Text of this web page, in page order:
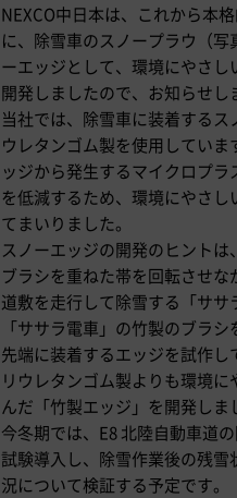
NEXCO中日本は、これから本
に、除雪車のスノープラウ（
ーエッジとして、環境にやさ
開発しましたので、お知らせし
当社では、除雪車に装着する
ウレタンゴム製を使用してい
ッジから発生するマイクロプ
を低減するため、環境にやさ
てまいりました。
スノーエッジの開発のヒント
ブラシを重ねた帯を回転させ
道敷を走行して除雪する「サ
「ササラ電車」の竹製のブラ
先端に装着するエッジを試作
リウレタンゴム製よりも環境
んだ「竹製エッジ」を開発しま
今冬期では、E8 北陸自動車道
試験導入し、除雪作業後の残
況について検証する予定です。